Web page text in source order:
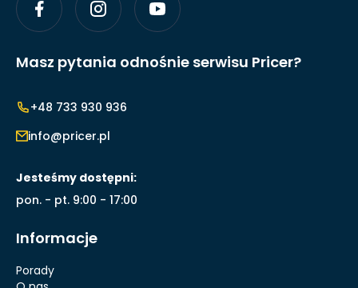
Masz pytania odnośnie serwisu Pricer?
+48 733 930 936
info@pricer.pl
Jesteśmy dostępni:
pon. - pt. 9:00 - 17:00
Informacje
Porady